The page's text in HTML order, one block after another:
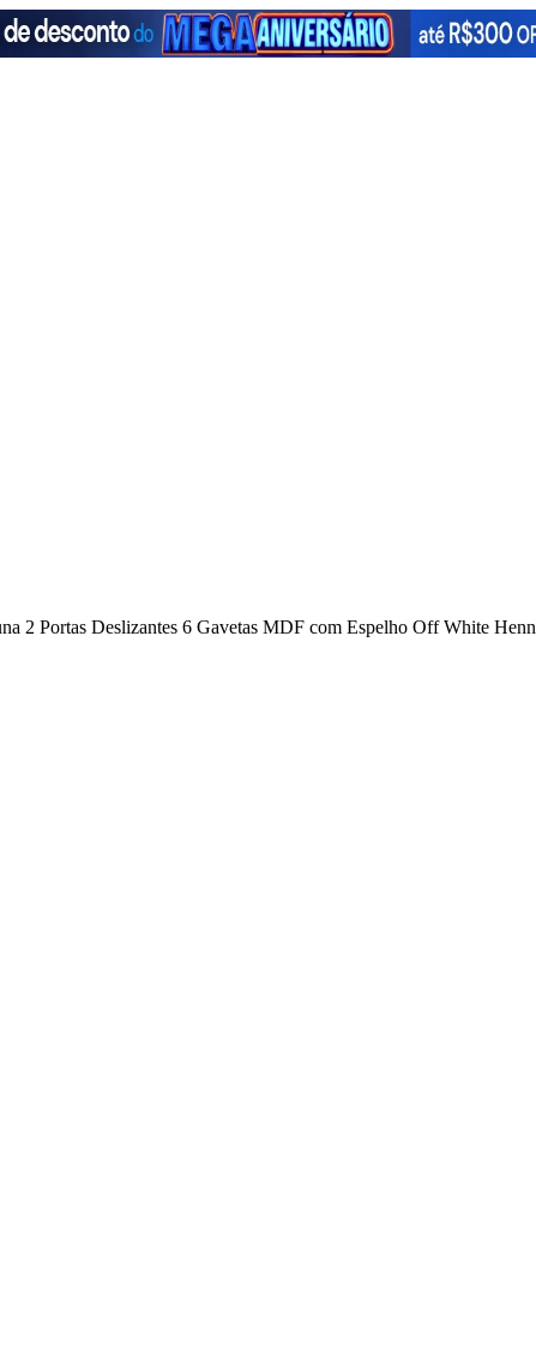
2 Portas Deslizantes 6 Gavetas MDF com Espelho Off White Henn